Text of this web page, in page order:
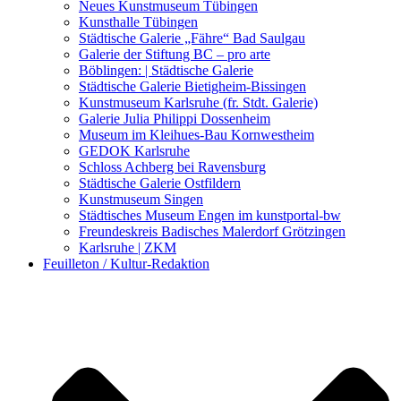
Kunstwettbewerbe, Ausschreibungen für Künstler
Neues Kunstmuseum Tübingen
Kunsthalle Tübingen
Städtische Galerie „Fähre“ Bad Saulgau
Galerie der Stiftung BC – pro arte
Böblingen: | Städtische Galerie
Städtische Galerie Bietigheim-Bissingen
Kunstmuseum Karlsruhe (fr. Stdt. Galerie)
Galerie Julia Philippi Dossenheim
Museum im Kleihues-Bau Kornwestheim
GEDOK Karlsruhe
Schloss Achberg bei Ravensburg
Städtische Galerie Ostfildern
Kunstmuseum Singen
Städtisches Museum Engen im kunstportal-bw
Freundeskreis Badisches Malerdorf Grötzingen
Karlsruhe | ZKM
Feuilleton / Kultur-Redaktion